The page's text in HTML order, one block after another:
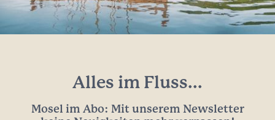
Alles im Fluss...
Mosel im Abo: Mit unserem Newsletter